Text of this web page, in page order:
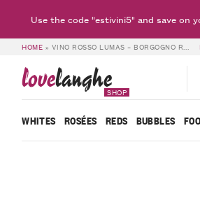
HOME » VINO ROSSO LUMAS – BORGOGNO RIVATA (LABEL)
lovelanghe
SHOP
WHITES ROSÉES REDS BUBBLES
Use the code "estivini5" and save on